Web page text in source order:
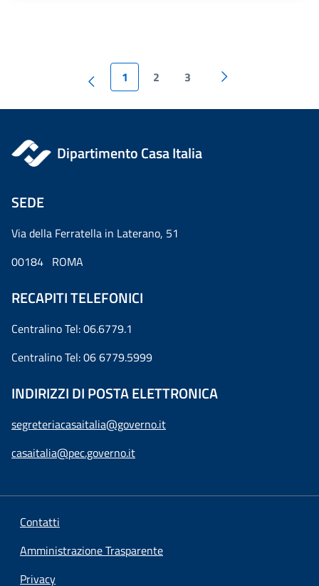
1 2 3
Dipartimento Casa Italia
SEDE
Via della Ferratella in Laterano, 51
00184 ROMA
RECAPITI TELEFONICI
Centralino Tel: 06.6779.1
Centralino Tel: 06 6779.5999
INDIRIZZI DI POSTA ELETTRONICA
segreteriacasaitalia@governo.it
casaitalia@pec.governo.it
Contatti
Amministrazione Trasparente
Privacy